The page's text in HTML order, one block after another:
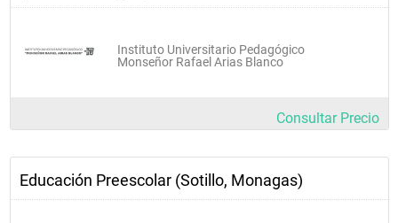
Instituto Universitario Pedagógico
Monseñor Rafael Arias Blanco
Consultar Precio
Educación Preescolar (Sotillo, Monagas)